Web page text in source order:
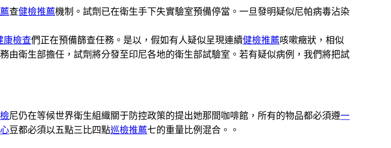
查健檢推薦機制。試劑已在衛生手下失實驗室預備停當。一旦發明疑似尼帕病毒沾染
康檢查們正在預備篩查任務。是以，假如有人疑似呈現連續健檢推薦咳嗽癥狀，相似
由衛生部擔任，試劑將分發至印尼各地的衛生部試驗室。若有疑似病例，我們將把試
尼仍在等候世界衛生組織關于防控政策的提出她那間咖啡館，所有的物品都必須遵一
豆都必須以五點三比四點巡檢推薦七的重量比例混合。。